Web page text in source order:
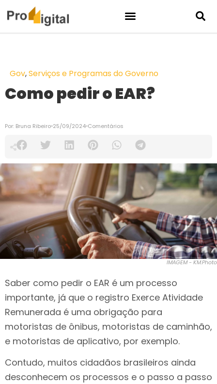
Gov,Serviços e Programas do Governo
Como pedir o EAR?
Por: Bruna Ribeiro 25/09/2024 Comentários
IMAGEM - KM.Photo
Saber como pedir o EAR é um processo
importante, já que o registro Exerce Atividade
Remunerada é uma obrigação para
motoristas de ônibus, motoristas de caminhão,
e motoristas de aplicativo, por exemplo.
Contudo, muitos cidadãos brasileiros ainda
desconhecem os processos e o passo a passo